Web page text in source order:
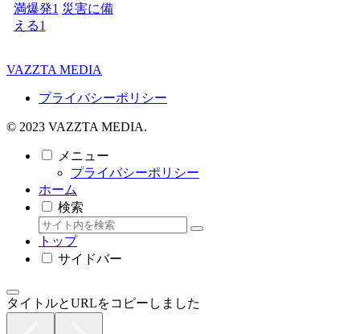
満爆発1 災害に備
える1
VAZZTA MEDIA
プライバシーポリシー
© 2023 VAZZTA MEDIA.
メニュー
プライバシーポリシー
ホーム
検索
トップ
サイドバー
タイトルとURLをコピーしました